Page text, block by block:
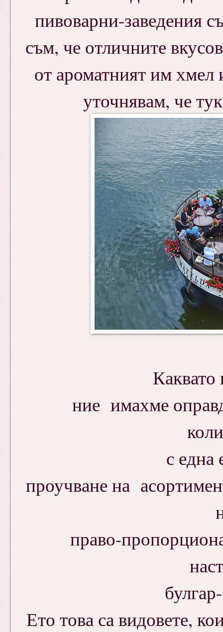
пивоварни-заведения
съм, че отличните
от ароматният им хмел
уточнявам, че
Каквато
ние имахме
с една
проучване на
право-
Ето това са видовете,